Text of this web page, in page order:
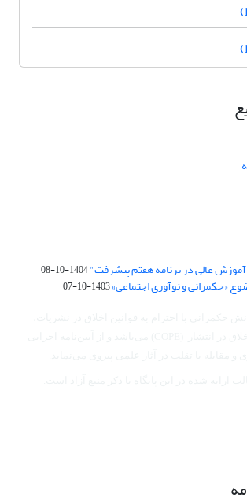
عالی در برنامه هفتم پیشرفت"1404-10-08
«حکمرانی و نوآوری اجتماعی»1403-10-07